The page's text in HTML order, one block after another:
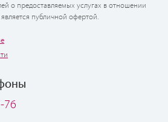
о предоставляемых услугах в отношении
публичной офертой.
76